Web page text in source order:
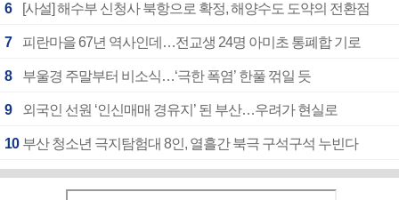
6 [사설] 해수부 신청사 북항으로 확정, 해양수도 도약의 전환점
7 피란마을 67년 역사인데…전교생 24명 아미초 통폐합 기로
8 부울경 주말부터 비소식…‘극한 폭염’ 한풀 꺾일 듯
9 외국인 선원 ‘인신매매 경유지’ 된 부산…우려가 현실로
10 부산 청소년 극지탐험대 8인, 열흘간 북극 구석구석 누빈다